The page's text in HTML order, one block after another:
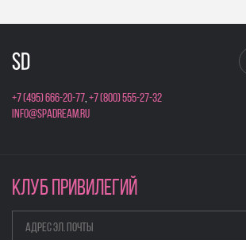
+7 (495) 666-20-77,+7 (800) 555-27-32
info@spadream.ru
КЛУБ ПРИВИЛЕГИЙ